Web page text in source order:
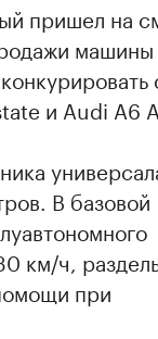
пришел на
машины
и Audi A6
В базовой
км/ч,
при